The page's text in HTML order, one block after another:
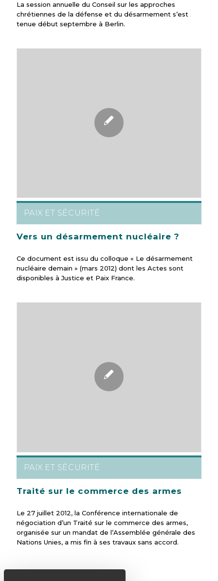
La session annuelle du Conseil sur les approches
chrétiennes de la défense et du désarmement s’est
tenue début septembre à Berlin.
PAIX ET SÉCURITÉ
Vers un désarmement nucléaire ?
Ce document est issu du colloque « Le désarmement
nucléaire demain » (mars 2012) dont les Actes sont
disponibles à Justice et Paix France.
PAIX ET SÉCURITÉ
Traité sur le commerce des armes
Le 27 juillet 2012, la Conférence internationale de
négociation d’un Traité sur le commerce des armes,
organisée sur un mandat de l’Assemblée générale des
Nations Unies, a mis fin à ses travaux sans accord.